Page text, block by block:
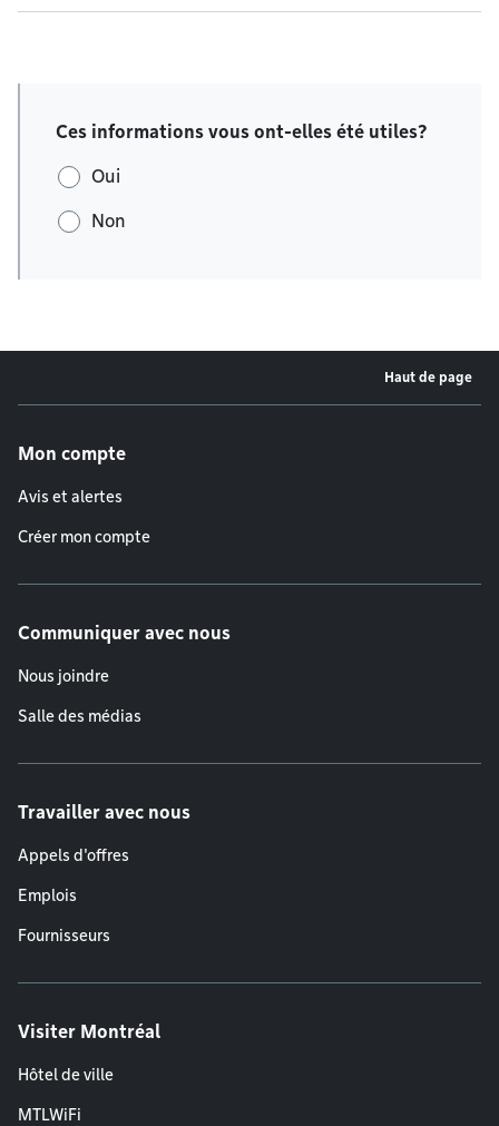
Ces informations vous ont-elles été utiles?
Oui
Non
Haut de page
Mon compte
Avis et alertes
Créer mon compte
Communiquer avec nous
Nous joindre
Salle des médias
Travailler avec nous
Appels d'offres
Emplois
Fournisseurs
Visiter Montréal
Hôtel de ville
MTLWiFi